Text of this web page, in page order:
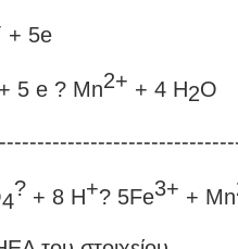
+ 5e
+ 5 e ? Mn2+ + 4 H2O
4
? + 8 H+? 5Fe3+ + Mn